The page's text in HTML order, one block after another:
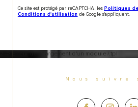
Ce site est protégé par reCAPTCHA, les Politiques
Conditions d'utilisation de Google s'appliquent.
2 -> Erreur de chargement d'un module /.tpl
Nous suivre